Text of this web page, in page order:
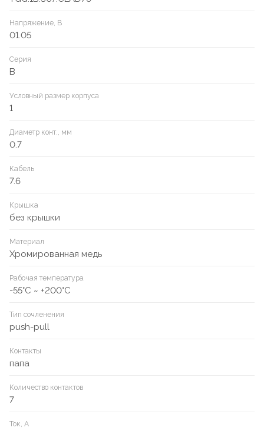
Напряжение, В
01.05
Серия
B
Условный размер корпуса
1
Диаметр конт., мм
0.7
Кабель
7.6
Крышка
без крышки
Материал
Хромированная медь
Рабочая температура
-55°C ~ +200°C
Тип сочленения
push-pull
Контакты
папа
Количество контактов
7
Ток, А